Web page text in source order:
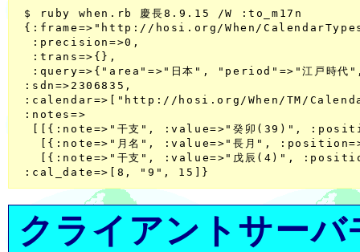
$ ruby when.rb 慶長8.9.15 /W :to_m17n
{:frame=>"http://hosi.org/When/
  :precision=>0,
  :trans=>{},
:query=>{"area"=>"日本", "period"=>"江戸時
:sdn=>2306835,
:calendar=>["http://hosi.org/When/TM/
:notes=>
[[{:note=>"干支", :value=>"癸卯(39)",
[{:note=>"月名", :value=>"長月",
[{:note=>"干支", :value=>"戊辰(4)",
クライアントサーバ